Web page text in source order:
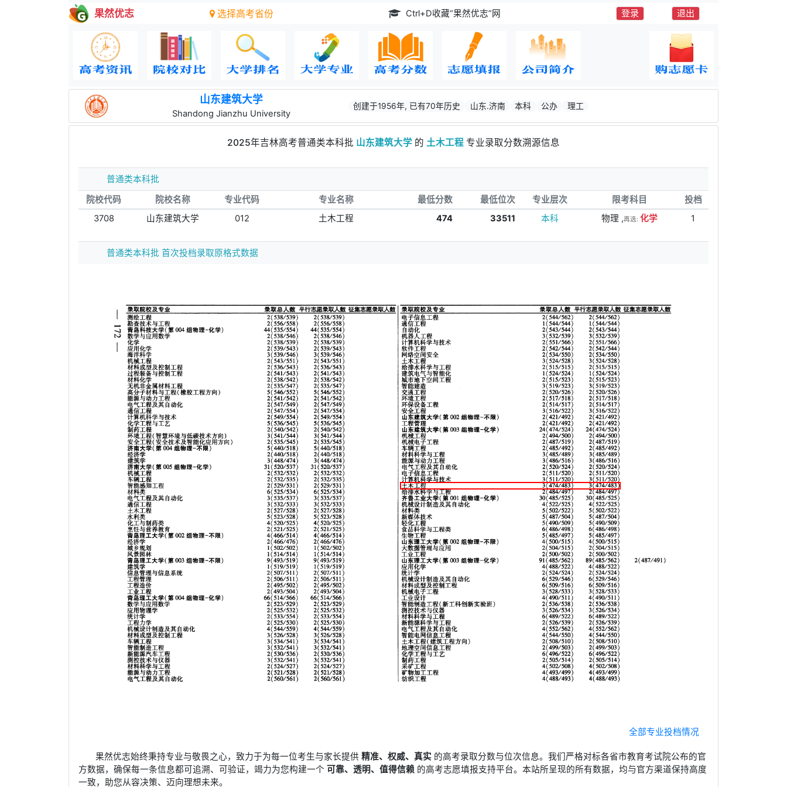
果然优志 选择高考省份 Ctrl+D收藏“果然优志”网 登录 退出
山东建筑大学
Shandong Jianzhu University
创建于1956年, 已有70年历史 山东.济南 本科 公办 理工
2025年吉林高考普通类本科批 山东建筑大学 的 土木工程 专业录取分数溯源信息
普通类本科批
院校代码
院校名称 专业代码 专业名称 最低分数 最低位次 专业层次 限考科目
投档
3708
山东建筑大学 012 土木工程 474 33511 本科 物理 ,再选: 化学 1
普通类本科批 首次投档录取原格式数据
全部专业投档情况
果然优志始终秉持专业与敬畏之心，致力于为每一位考生与家长提供精准、权威、真实 的高考录取分数与位次信息。我们严格对标各省市教育考试院公布的官
方数据，确保每一条信息都可追溯、可验证，竭力为您构建一个 可靠、透明、值得信赖 的高考志愿填报支持平台。本站所呈现的所有数据，均与官方渠道保持高度
一致，助您从容决策、迈向理想未来。